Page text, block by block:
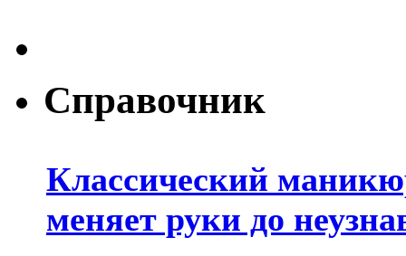
Справочник
Классический
меняет руки до